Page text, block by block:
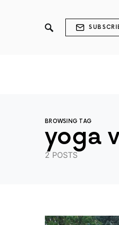
BROWSING TAG
yoga
2 POSTS